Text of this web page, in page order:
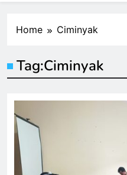
Home Ciminyak
Tag:Ciminyak